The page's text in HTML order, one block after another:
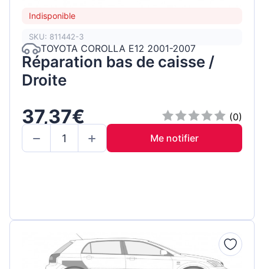
Indisponible
SKU: 811442-3
TOYOTA COROLLA E12 2001-2007
Réparation bas de caisse /
Droite
37,37€
(0)
Me notifier